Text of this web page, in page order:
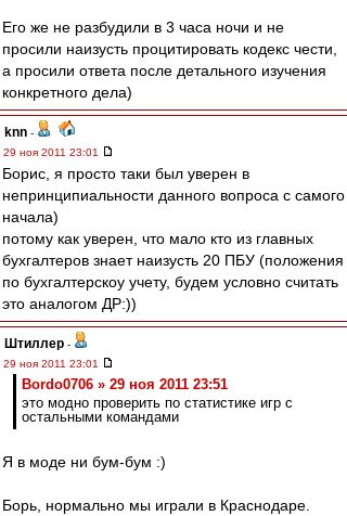
Его же не разбудили в 3 часа ночи и не
просили наизусть процитировать кодекс чести,
а просили ответа после детального изучения
конкретного дела)
knn -
29 ноя 2011 23:01
Борис, я просто таки был уверен в
непринципиальности данного вопроса с самого
начала)
потому как уверен, что мало кто из главных
бухгалтеров знает наизусть 20 ПБУ (положения
по бухгалтерскоу учету, будем условно считать
это аналогом ДР:))
Штиллер -
29 ноя 2011 23:01
Bordo0706 » 29 ноя 2011 23:51
это модно проверить по статистике игр с
остальными командами
Я в моде ни бум-бум :)
Борь, нормально мы играли в Краснодаре.